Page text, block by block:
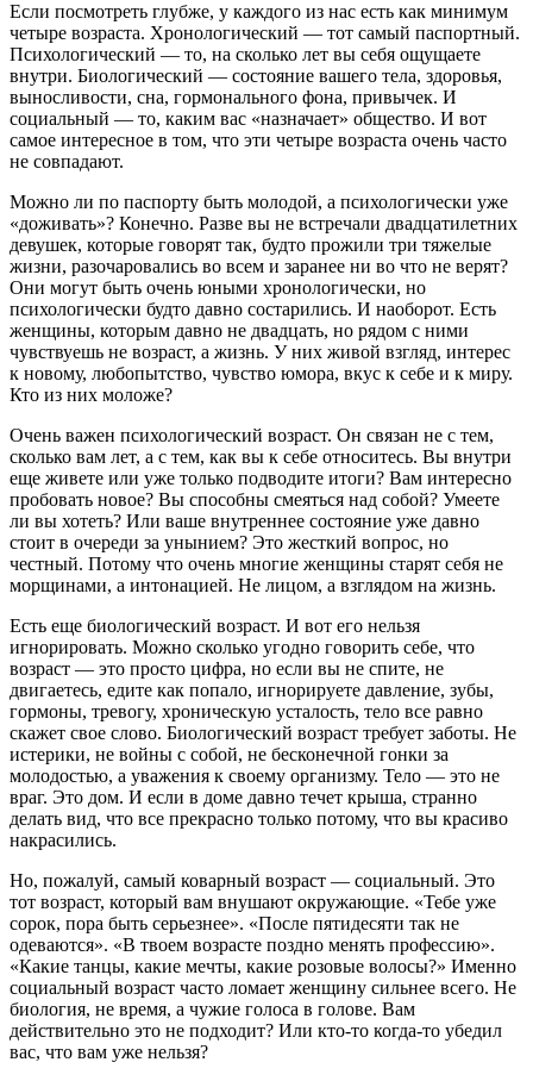
Если посмотреть глубже, у каждого из нас есть как минимум
четыре возраста. Хронологический — тот самый паспортный.
Психологический — то, на сколько лет вы себя ощущаете
внутри. Биологический — состояние вашего тела, здоровья,
выносливости, сна, гормонального фона, привычек. И
социальный — то, каким вас «назначает» общество. И вот
самое интересное в том, что эти четыре возраста очень часто
не совпадают.
Можно ли по паспорту быть молодой, а психологически уже
«доживать»? Конечно. Разве вы не встречали двадцатилетних
девушек, которые говорят так, будто прожили три тяжелые
жизни, разочаровались во всем и заранее ни во что не верят?
Они могут быть очень юными хронологически, но
психологически будто давно состарились. И наоборот. Есть
женщины, которым давно не двадцать, но рядом с ними
чувствуешь не возраст, а жизнь. У них живой взгляд, интерес
к новому, любопытство, чувство юмора, вкус к себе и к миру.
Кто из них моложе?
Очень важен психологический возраст. Он связан не с тем,
сколько вам лет, а с тем, как вы к себе относитесь. Вы внутри
еще живете или уже только подводите итоги? Вам интересно
пробовать новое? Вы способны смеяться над собой? Умеете
ли вы хотеть? Или ваше внутреннее состояние уже давно
стоит в очереди за унынием? Это жесткий вопрос, но
честный. Потому что очень многие женщины старят себя не
морщинами, а интонацией. Не лицом, а взглядом на жизнь.
Есть еще биологический возраст. И вот его нельзя
игнорировать. Можно сколько угодно говорить себе, что
возраст — это просто цифра, но если вы не спите, не
двигаетесь, едите как попало, игнорируете давление, зубы,
гормоны, тревогу, хроническую усталость, тело все равно
скажет свое слово. Биологический возраст требует заботы. Не
истерики, не войны с собой, не бесконечной гонки за
молодостью, а уважения к своему организму. Тело — это не
враг. Это дом. И если в доме давно течет крыша, странно
делать вид, что все прекрасно только потому, что вы красиво
накрасились.
Но, пожалуй, самый коварный возраст — социальный. Это
тот возраст, который вам внушают окружающие. «Тебе уже
сорок, пора быть серьезнее». «После пятидесяти так не
одеваются». «В твоем возрасте поздно менять профессию».
«Какие танцы, какие мечты, какие розовые волосы?» Именно
социальный возраст часто ломает женщину сильнее всего. Не
биология, не время, а чужие голоса в голове. Вам
действительно это не подходит? Или кто-то когда-то убедил
вас, что вам уже нельзя?